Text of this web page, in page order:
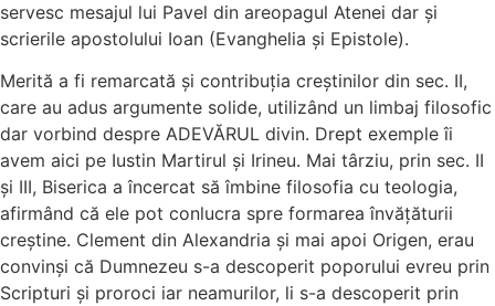
servesc mesajul lui Pavel din areopagul Atenei dar și
scrierile apostolului Ioan (Evanghelia și Epistole).
Merită a fi remarcată și contribuția creștinilor din sec. II,
care au adus argumente solide, utilizând un limbaj filosofic
dar vorbind despre ADEVĂRUL divin. Drept exemple îi
avem aici pe Iustin Martirul și Irineu. Mai târziu, prin sec. II
și III, Biserica a încercat să îmbine filosofia cu teologia,
afirmând că ele pot conlucra spre formarea învățăturii
creștine. Clement din Alexandria și mai apoi Origen, erau
convinși că Dumnezeu s-a descoperit poporului evreu prin
Scripturi și proroci iar neamurilor, li s-a descoperit prin